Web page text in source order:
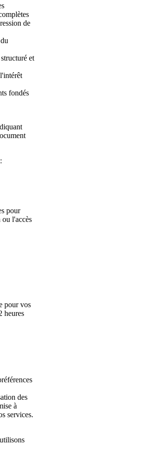
de
et
fondés
pour
l'accès
pour vos
heures
des
à
services.